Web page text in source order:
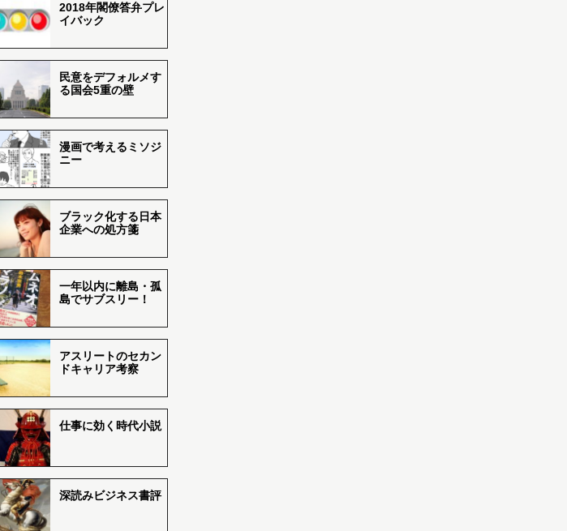
2018年閣僚答弁プレ
イバック
民意をデフォルメす
る国会5重の壁
漫画で考えるミソジ
ニー
ブラック化する日本
企業への処方箋
一年以内に離島・孤
島でサブスリー！
アスリートのセカン
ドキャリア考察
仕事に効く時代小説
深読みビジネス書評